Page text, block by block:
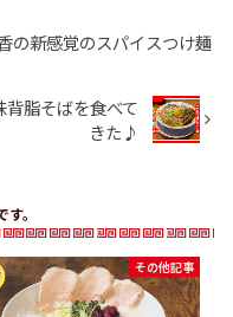
の新感覚のスパイスつけ麺
背脂そばを食べて
きた♪
。
その他記事